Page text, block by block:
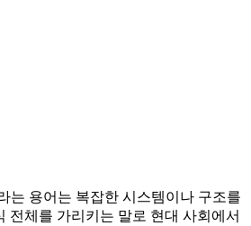
라는 용어는 복잡한 시스템이나 구조를
전체를 가리키는 말로 현대 사회에서